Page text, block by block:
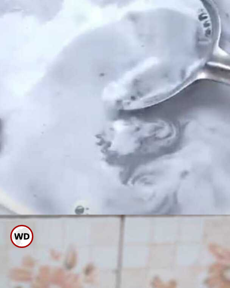
ಈ ಮಿಶ್ರಣದಲ್ಲಿ ಸುಮಾರು ಅರ್ಧಗಂಟೆ
ಕಾಲ ಸೋಸುವ ಪಾತ್ರೆ ನೆನೆಸಿಡಿ